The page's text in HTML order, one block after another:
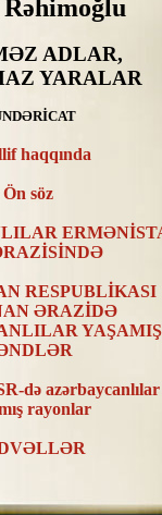
ADLAR,
YARALAR
haqqında
Ön söz
RESPUBLİKASI
ƏRAZİDƏ
YAŞAMIŞ
də azərbaycanlılar
rayonlar